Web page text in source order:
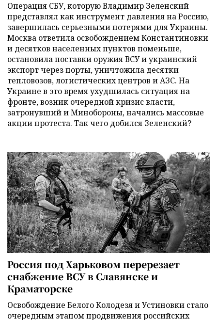
Операция СБУ, которую Владимир Зеленский
представлял как инструмент давления на Россию,
завершилась серьезными потерями для Украины.
Москва ответила освобождением Константиновки
и десятков населенных пунктов поменьше,
остановила поставки оружия ВСУ и украинский
экспорт через порты, уничтожила десятки
тепловозов, логистических центров и АЗС. На
Украине в это время ухудшилась ситуация на
фронте, возник очередной кризис власти,
затронувший и Минобороны, начались массовые
акции протеста. Так чего добился Зеленский?
Россия под Харьковом перерезает
снабжение ВСУ в Славянске и
Краматорске
Освобождение Белого Колодезя и Устиновки стало
очередным этапом продвижения российских